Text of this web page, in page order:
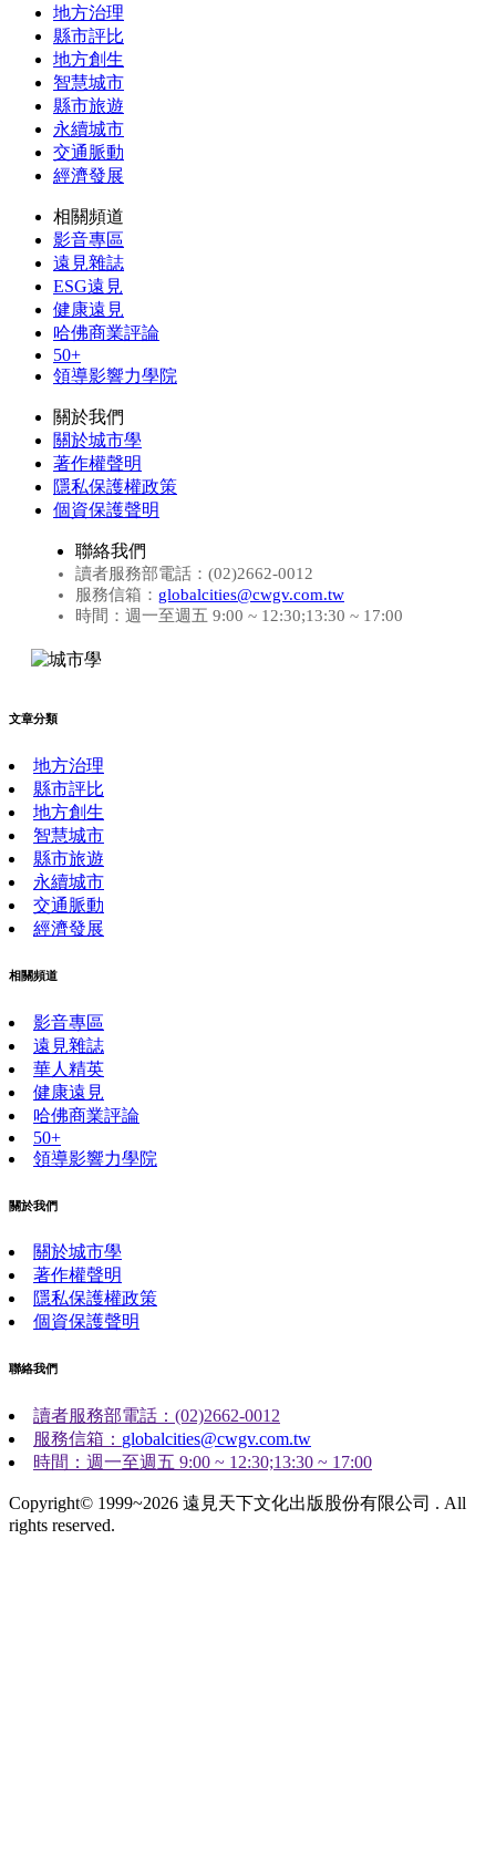
地方治理
縣市評比
地方創生
智慧城市
縣市旅遊
永續城市
交通脈動
經濟發展
相關頻道
影音專區
遠見雜誌
ESG遠見
健康遠見
哈佛商業評論
50+
領導影響力學院
關於我們
關於城市學
著作權聲明
隱私保護權政策
個資保護聲明
聯絡我們
讀者服務部電話：(02)2662-0012
服務信箱： globalcities@cwgv.com.tw
時間：週一至週五 9:00 ~ 12:30;13:30 ~ 17:00
文章分類
地方治理
縣市評比
地方創生
智慧城市
縣市旅遊
永續城市
交通脈動
經濟發展
相關頻道
影音專區
遠見雜誌
華人精英
健康遠見
哈佛商業評論
50+
領導影響力學院
關於我們
關於城市學
著作權聲明
隱私保護權政策
個資保護聲明
聯絡我們
讀者服務部電話：(02)2662-0012
服務信箱： globalcities@cwgv.com.tw
時間：週一至週五 9:00 ~ 12:30;13:30 ~ 17:00
Copyright© 1999~2026 遠見天下文化出版股份有限公司 . All
rights reserved.